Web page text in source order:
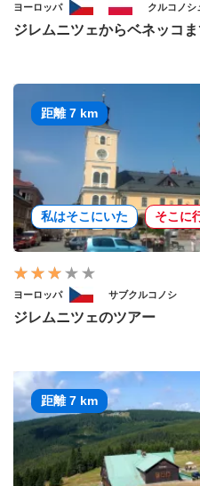
ヨーロッパ クルコノシ
ジレムニツェからベネッコ
距離 7 km
私はそこにいた そこに
ヨーロッパ サブクルコノシ
ジレムニツェのツアー
距離 7 km